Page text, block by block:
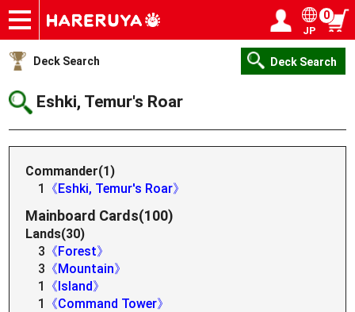
Onlineshop
Articles
Deck Search
Sponsored Players
Shop Info
Event Schedule
Help
Contact
JP
0
Deck Search Deck Search
Eshki, Temur's Roar
Commander(1)
1
《Eshki, Temur's Roar》
Mainboard Cards(100)
Lands(30)
3 《Forest》
3 《Mountain》
1
《Island》
1
《Command Tower》